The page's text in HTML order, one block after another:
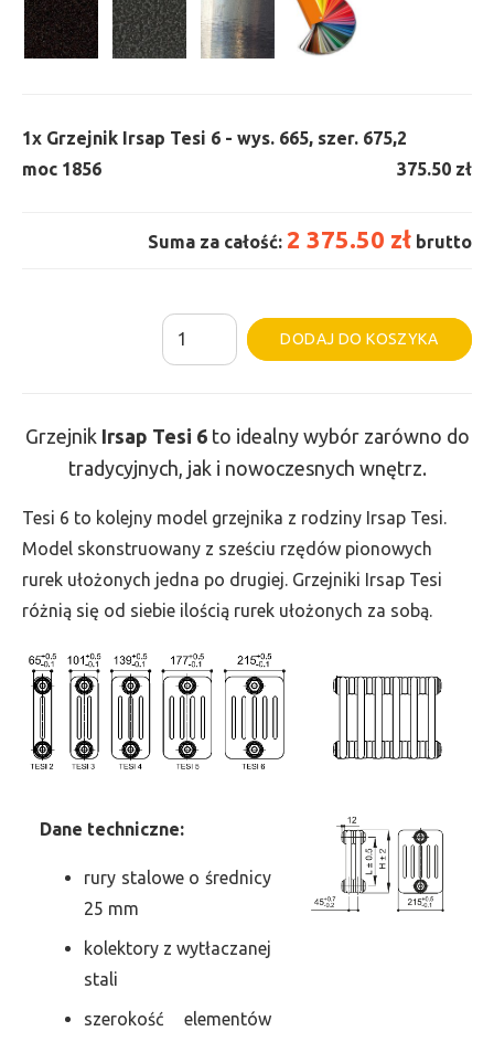
1x Grzejnik Irsap Tesi 6 - wys. 665, szer. 675,
moc 1856
2
375.50 zł
Suma za całość: 2 375.50 zł brutto
ilość
Grzejnik
-
wys.
665,
szer.
675,
1856
DODAJ DO KOSZYKA
Grzejnik Irsap Tesi 6to idealny wybór zarówno do
tradycyjnych, jak i nowoczesnych wnętrz.
Tesi 6 to kolejny model grzejnika z rodziny Irsap Tesi.
Model skonstruowany z sześciu rzędów pionowych
rurek ułożonych jedna po drugiej. Grzejniki Irsap Tesi
różnią się od siebie ilością rurek ułożonych za sobą.
Dane techniczne:
rury stalowe o średnicy
25 mm
kolektory z wytłaczanej
stali
szerokość elementów